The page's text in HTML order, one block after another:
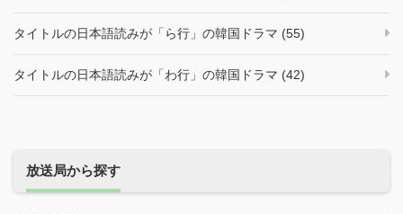
タイトルの日本語読みが「ら行」の韓国ドラマ (55)
タイトルの日本語読みが「わ行」の韓国ドラマ (42)
放送局から探す